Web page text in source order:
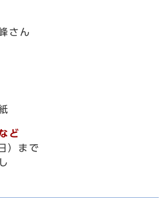
さん
ど
）まで